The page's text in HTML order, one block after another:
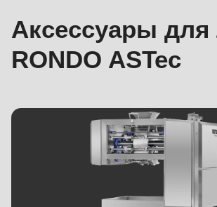
Аксессуары для
RONDO ASTec